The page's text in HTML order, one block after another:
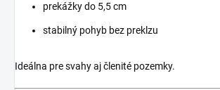
prekážky do 5,5 cm
stabilný pohyb bez preklzu
Ideálna pre svahy aj členité pozemky.